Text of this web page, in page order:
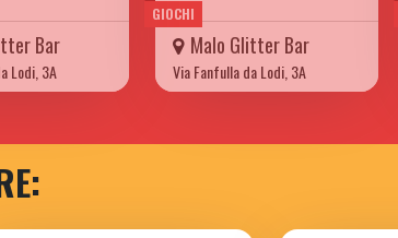
Bar
Lodi, 3A
GIOCHI
Malo Glitter Bar
Via Fanfulla da Lodi, 3A